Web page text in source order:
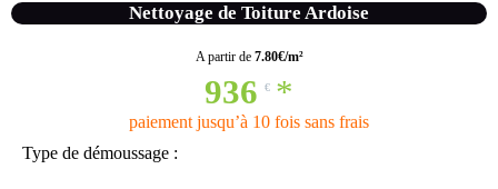
Nettoyage de Toiture Ardoise
A partir de 7.80€/m²
936 € *
paiement jusqu’à 10 fois sans frais
Type de démoussage :